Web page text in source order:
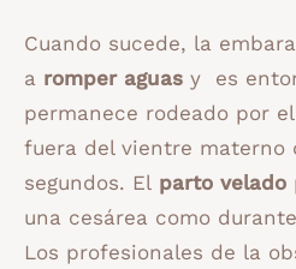
Cuando sucede, la
a romper aguas y es
permanece rodeado por
fuera del vientre materno
segundos. El parto velado
una cesárea como
Los profesionales de la